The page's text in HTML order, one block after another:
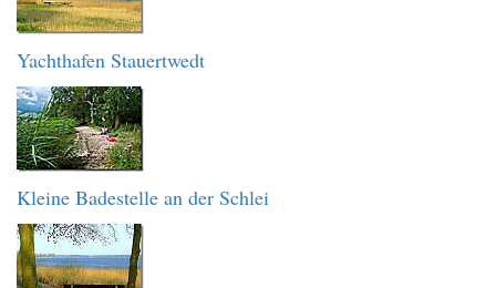
Yachthafen Stauertwedt
Kleine Badestelle an der Schlei